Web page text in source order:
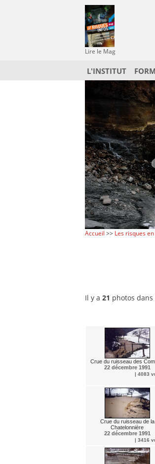
Lire le Mag
L'INSTITUT
Accueil >> Les risques
Il y a 21 photos
Crue du ruisseau des
22 décembre 1991
| 4083
Crue du ruisseau de la
Chatelonnière
22 décembre 1991
| 3416